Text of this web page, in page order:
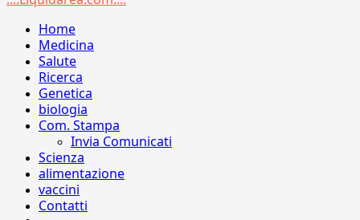
Home
Medicina
Salute
Ricerca
Genetica
biologia
Com. Stampa
Invia Comunicati
Scienza
alimentazione
vaccini
Contatti